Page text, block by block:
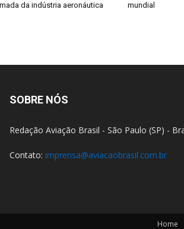
da indústria aeronáutica
mundial
SOBRE NÓS
Redação Aviação Brasil - São Paulo (SP) -
Contato: imprensa@aviacaobrasil.com.br
Home